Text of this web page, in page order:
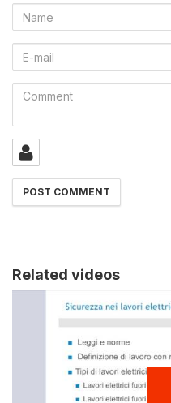
Name
E-
mail
Comment
Related videos